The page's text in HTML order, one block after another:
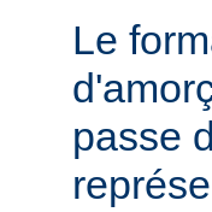
Le
passe